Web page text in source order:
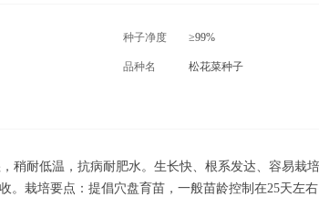
种子净度 ≥99%
品种名 松花菜种子
稍耐低温，抗病耐肥水。生长快、根系发达、容易栽
。栽培要点：提倡穴盘育苗，一般苗龄控制在25天左